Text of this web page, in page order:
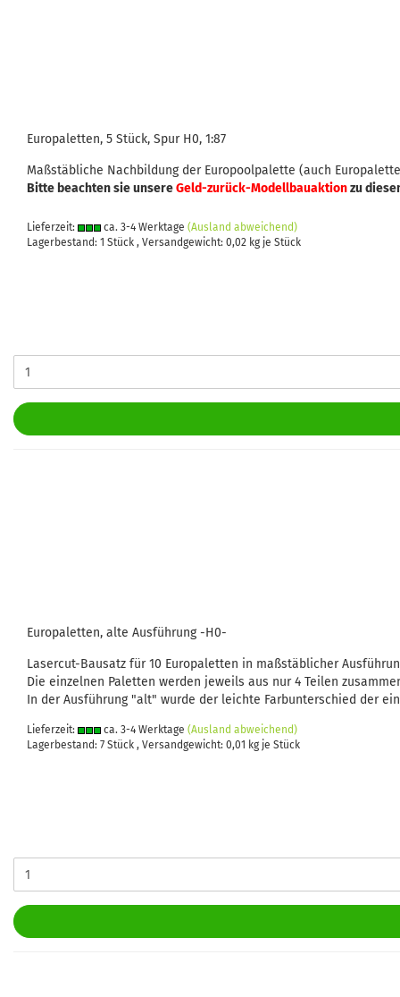
Europaletten, 5 Stück, Spur H0, 1:87
Maßstäbliche Nachbildung der Europoolpalette (auch
Bitte beachten sie unsereGeld-zurück-Modellbauaktionzu
Lieferzeit: ca. 3-4 Werktage (Ausland abweichend)
Lagerbestand: 1 Stück , Versandgewicht: 0,02 kg je Stück
Europaletten, alte Ausführung -H0-
Lasercut-Bausatz für 10 Europaletten in maßstäblicher
Die einzelnen Paletten werden jeweils aus nur 4 Teilen
In der Ausführung "alt" wurde der leichte Farbunterschied der
Lieferzeit: ca. 3-4 Werktage (Ausland abweichend)
Lagerbestand: 7 Stück , Versandgewicht: 0,01 kg je Stück